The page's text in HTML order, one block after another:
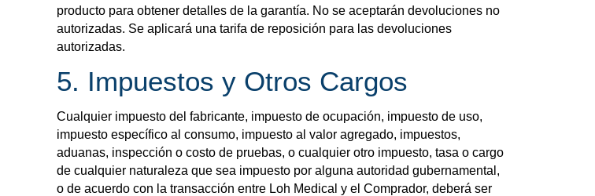
producto para obtener detalles de la garantía. No se aceptarán devoluciones no
autorizadas. Se aplicará una tarifa de reposición para las devoluciones
autorizadas.
5. Impuestos y Otros Cargos
Cualquier impuesto del fabricante, impuesto de ocupación, impuesto de uso,
impuesto específico al consumo, impuesto al valor agregado, impuestos,
aduanas, inspección o costo de pruebas, o cualquier otro impuesto, tasa o cargo
de cualquier naturaleza que sea impuesto por alguna autoridad gubernamental,
o de acuerdo con la transacción entre Loh Medical y el Comprador, deberá ser